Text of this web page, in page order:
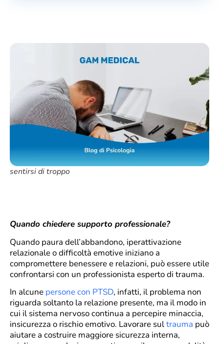
sentirsi di troppo
Quando chiedere supporto professionale?
Quando paura dell’abbandono, iperattivazione
relazionale o difficoltà emotive iniziano a
compromettere benessere e relazioni, può essere utile
confrontarsi con un professionista esperto di trauma.
In alcune persone con PTSD, infatti, il problema non
riguarda soltanto la relazione presente, ma il modo in
cui il sistema nervoso continua a percepire minaccia,
insicurezza o rischio emotivo. Lavorare sultrauma può
aiutare a costruire maggiore sicurezza interna,